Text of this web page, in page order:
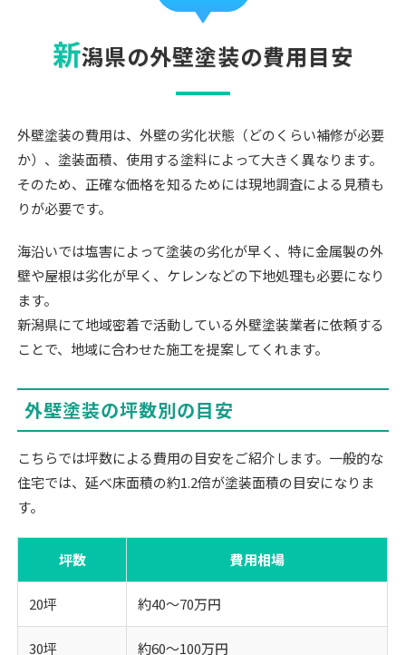
新潟県の外壁塗装の費用目安
外壁塗装の費用は、外壁の劣化状態（どのくらい補修が必要
か）、塗装面積、使用する塗料によって大きく異なります。
そのため、正確な価格を知るためには現地調査による見積も
りが必要です。
海沿いでは塩害によって塗装の劣化が早く、特に金属製の外
壁や屋根は劣化が早く、ケレンなどの下地処理も必要になり
ます。
新潟県にて地域密着で活動している外壁塗装業者に依頼する
ことで、地域に合わせた施工を提案してくれます。
外壁塗装の坪数別の目安
こちらでは坪数による費用の目安をご紹介します。一般的な
住宅では、延べ床面積の約1.2倍が塗装面積の目安になりま
す。
坪数 費用相場
20坪 約40～70万円
30坪 約60～100万円